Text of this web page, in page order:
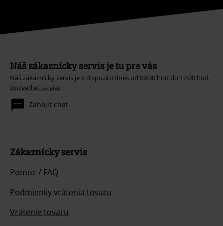
Náš zákaznícky servis je tu pre vás
Náš zákaznícky servis je k dispozícii dnes od 09:00 hod do 17:00 hod.
Dozvedieť sa viac
Zahájiť chat
Zákaznícky servis
Pomoc / FAQ
Podmienky vrátenia tovaru
Vrátenie tovaru